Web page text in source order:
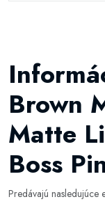
Brown
Matte
Boss
Predávajú nasledujúce